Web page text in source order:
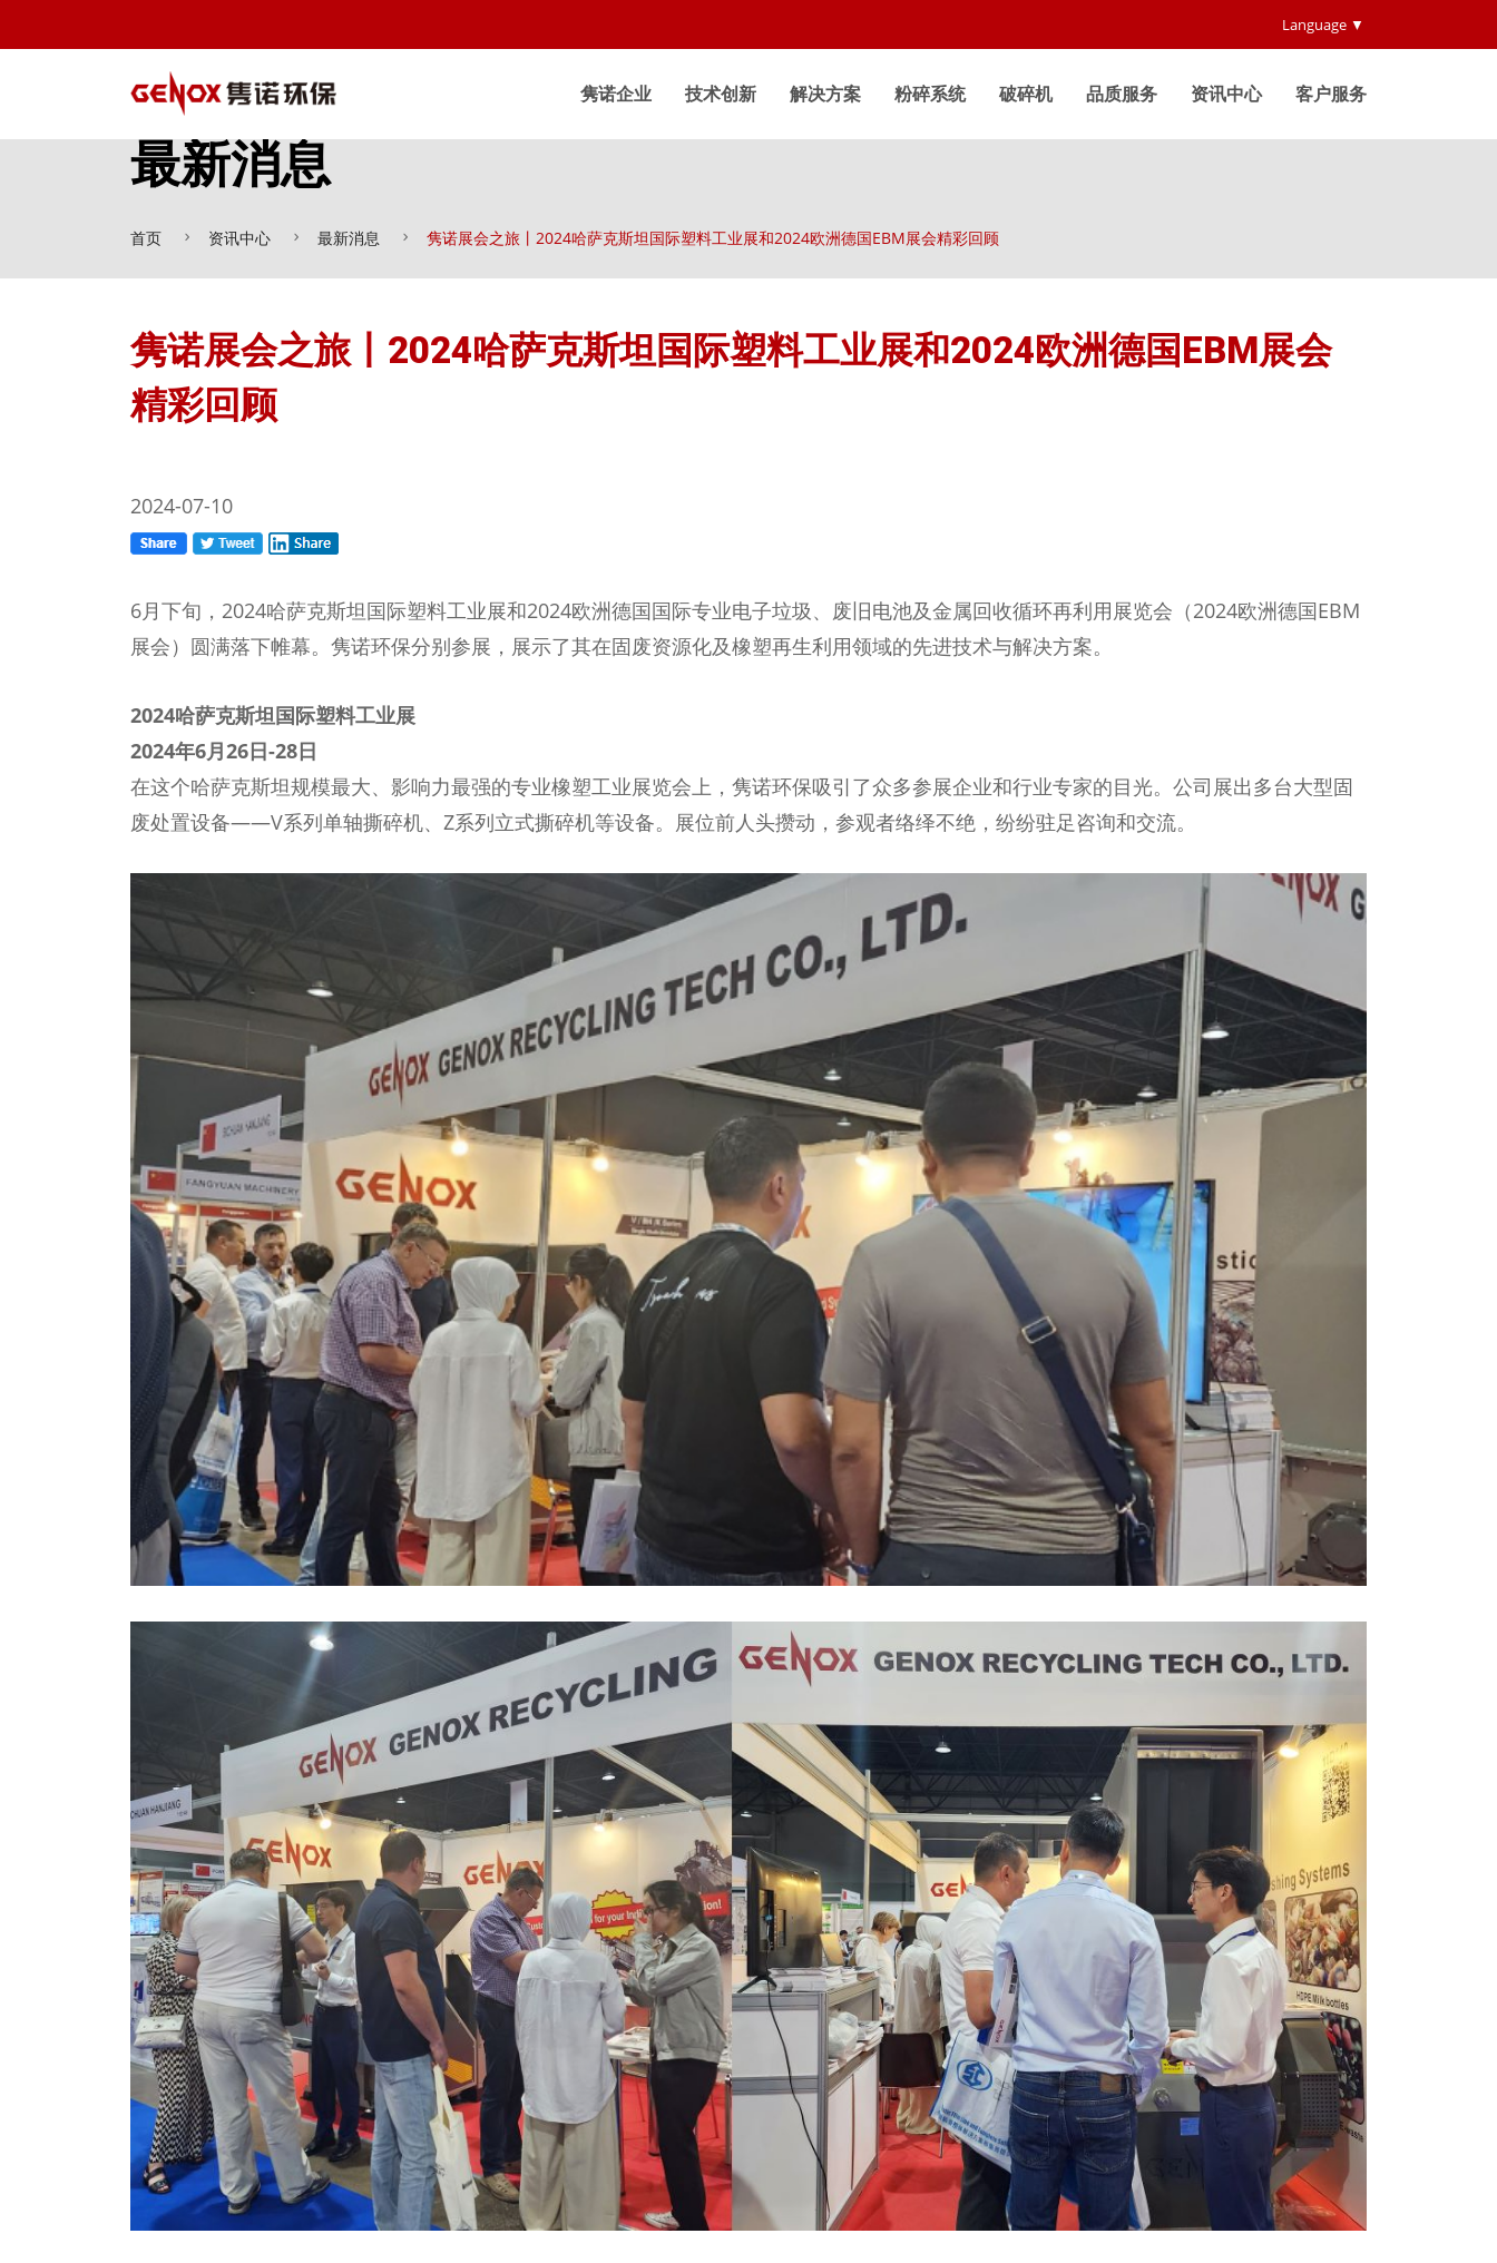
Language ▼
隽诺企业 技术创新 解决方案 粉碎系统 破碎机 品质服务 资讯中心 客户服务
最新消息
首页 资讯中心 最新消息 隽诺展会之旅丨2024哈萨克斯坦国际塑料工业展和2024欧洲德国EBM展会精彩回顾
隽诺展会之旅丨2024哈萨克斯坦国际塑料工业展和2024欧洲德国EBM展会
精彩回顾
2024-07-10
6月下旬，2024哈萨克斯坦国际塑料工业展和2024欧洲德国国际专业电子垃圾、废旧电池及金属回收循环再利用展览会（2024欧洲德国EBM
展会）圆满落下帷幕。隽诺环保分别参展，展示了其在固废资源化及橡塑再生利用领域的先进技术与解决方案。
2024哈萨克斯坦国际塑料工业展
2024年6月26日-28日
在这个哈萨克斯坦规模最大、影响力最强的专业橡塑工业展览会上，隽诺环保吸引了众多参展企业和行业专家的目光。公司展出多台大型固
废处置设备——V系列单轴撕碎机、Z系列立式撕碎机等设备。展位前人头攒动，参观者络绎不绝，纷纷驻足咨询和交流。